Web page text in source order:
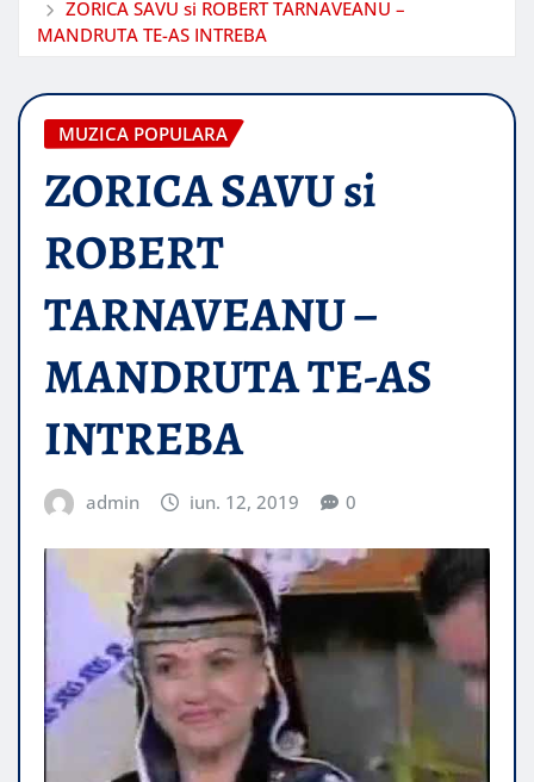
ZORICA SAVU si ROBERT TARNAVEANU –
MANDRUTA TE-AS INTREBA
MUZICA POPULARA
ZORICA SAVU si
ROBERT
TARNAVEANU –
MANDRUTA TE-AS
INTREBA
admin iun. 12, 2019 0